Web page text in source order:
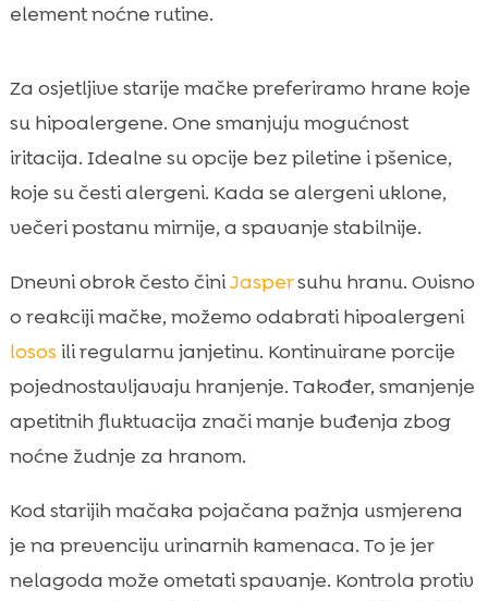
element noćne rutine.
Za osjetljive starije mačke preferiramo hrane koje
su hipoalergene. One smanjuju mogućnost
iritacija. Idealne su opcije bez piletine i pšenice,
koje su česti alergeni. Kada se alergeni uklone,
večeri postanu mirnije, a spavanje stabilnije.
Dnevni obrok često činiJaspersuhu hranu. Ovisno
o reakciji mačke, možemo odabrati hipoalergeni
losos ili regularnu janjetinu. Kontinuirane porcije
pojednostavljavaju hranjenje. Također, smanjenje
apetitnih fluktuacija znači manje buđenja zbog
noćne žudnje za hranom.
Kod starijih mačaka pojačana pažnja usmjerena
je na prevenciju urinarnih kamenaca. To je jer
nelagoda može ometati spavanje. Kontrola protiv